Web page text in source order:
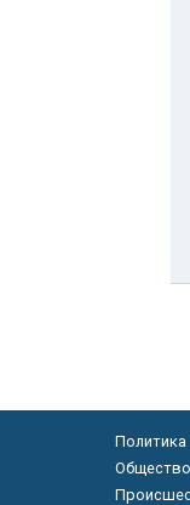
Политика
Общество